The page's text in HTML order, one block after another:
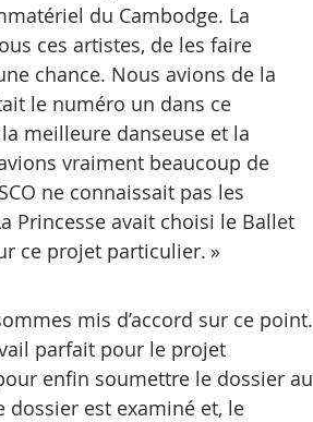
du Cambodge. La
ces artistes, de les faire
chance. Nous avions de la
le numéro un dans ce
meilleure danseuse et la
vraiment beaucoup de
ne connaissait pas les
Princesse avait choisi le Ballet
ce projet particulier. »
mis d’accord sur ce point.
parfait pour le projet
enfin soumettre le dossier au
dossier est examiné et, le